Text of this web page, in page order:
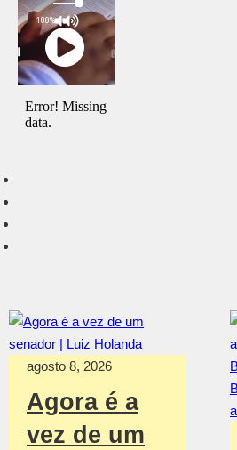
agosto 8, 2026
Agora é a
vez de um